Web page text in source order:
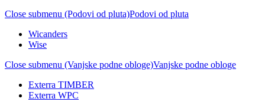
Close submenu (Podovi od pluta)Podovi od pluta
Wicanders
Wise
Close submenu (Vanjske podne obloge)Vanjske podne obloge
Exterra TIMBER
Exterra WPC